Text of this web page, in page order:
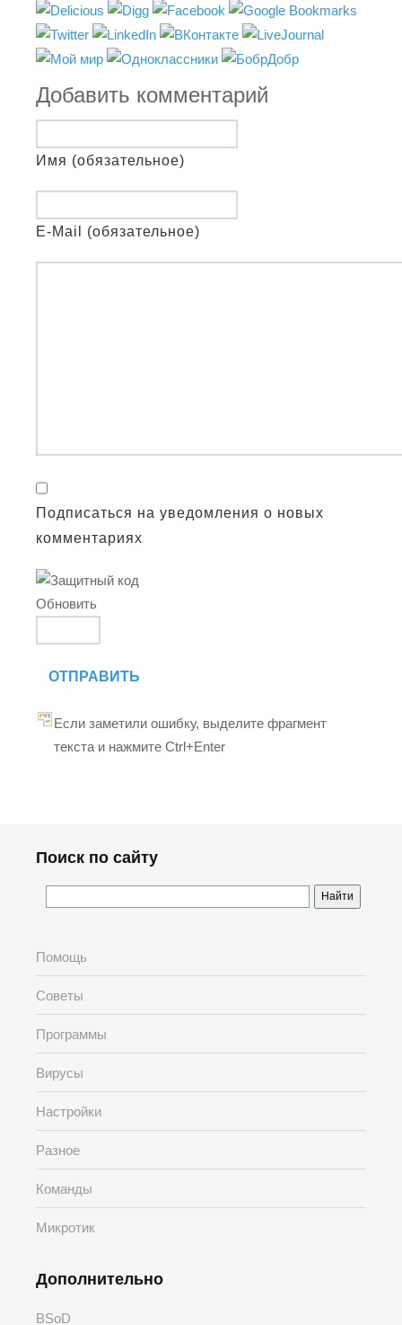
Добавить комментарий
Имя (обязательное)
E-Mail (обязательное)
Подписаться на уведомления о новых
комментариях
Обновить
ОТПРАВИТЬ
Если заметили ошибку, выделите фрагмент
текста и нажмите Ctrl+Enter
Поиск по сайту
Помощь
Советы
Программы
Вирусы
Настройки
Разное
Команды
Микротик
Дополнительно
BSoD